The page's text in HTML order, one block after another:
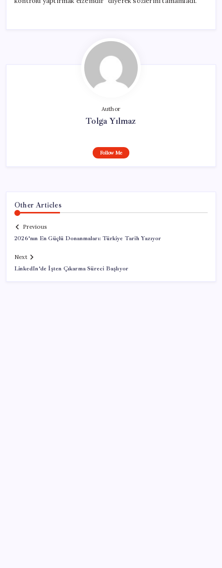
Author
Tolga Yılmaz
Follow Me
Other Articles
Previous
2026’nın En Güçlü Donanmaları: Türkiye Tarih Yazıyor
Next
LinkedIn’de İşten Çıkarma Süreci Başlıyor